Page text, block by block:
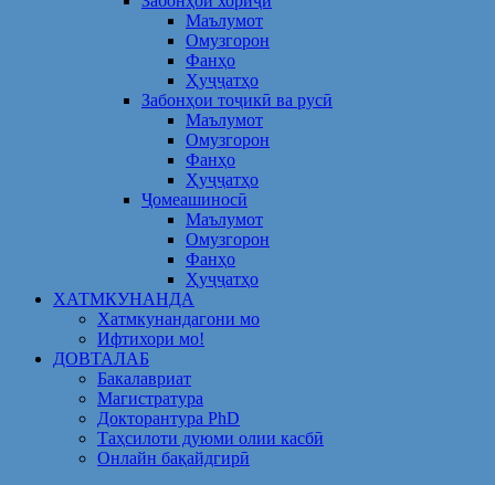
Маълумот
Омузгорон
Фанҳо
Ҳуҷҷатҳо
Забонҳои тоҷикӣ ва русӣ
Маълумот
Омузгорон
Фанҳо
Ҳуҷҷатҳо
Ҷомеашиносӣ
Маълумот
Омузгорон
Фанҳо
Ҳуҷҷатҳо
ХАТМКУНАНДА
Хатмкунандагони мо
Ифтихори мо!
ДОВТАЛАБ
Бакалавриат
Магистратура
Докторантура PhD
Таҳсилоти дуюми олии касбӣ
Онлайн бақайдгирӣ